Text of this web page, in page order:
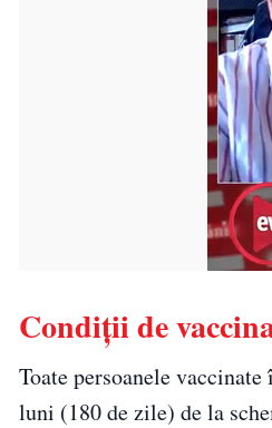
Condiții de
Toate persoanele
luni (180 de zile) de la